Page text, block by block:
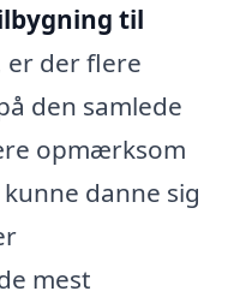
til
er der flere
den samlede
opmærksom
danne sig
mest